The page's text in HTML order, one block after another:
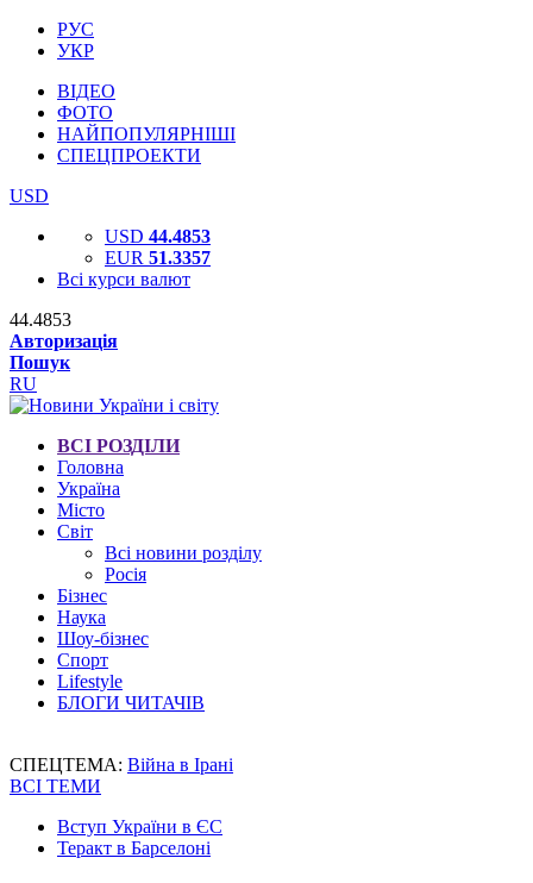
РУС
УКР
ВІДЕО
ФОТО
НАЙПОПУЛЯРНІШІ
СПЕЦПРОЕКТИ
USD
USD 44.4853
EUR 51.3357
Всі курси валют
44.4853
Авторизація
Пошук
RU
ВСІ РОЗДІЛИ
Головна
Україна
Місто
Світ
Всі новини розділу
Росія
Бізнес
Наука
Шоу-бізнес
Спорт
Lifestyle
БЛОГИ ЧИТАЧІВ
СПЕЦТЕМА: Війна в Ірані
ВСІ ТЕМИ
Вступ України в ЄС
Теракт в Барселоні